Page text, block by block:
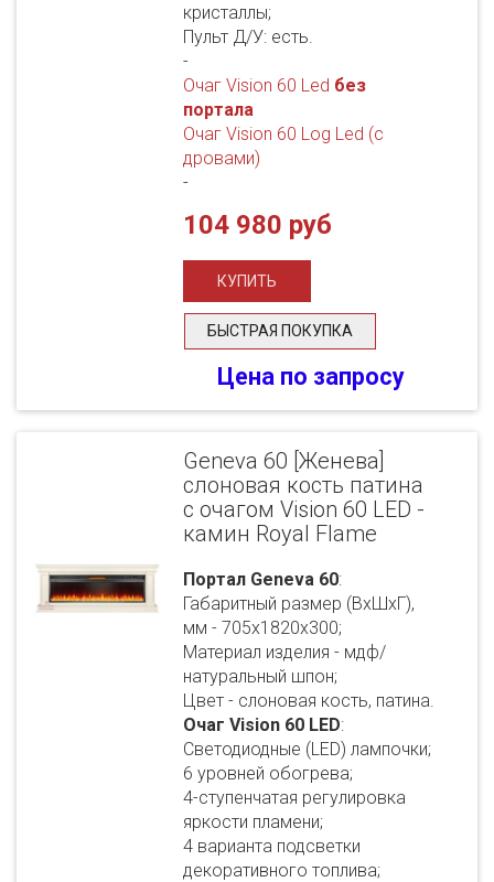
кристаллы;
Пульт Д/У: есть.
-
Очаг Vision 60 Led без
портала
Очаг Vision 60 Log Led (с
дровами)
-
104 980 руб
БЫСТРАЯ ПОКУПКА
Цена по запросу
Geneva 60 [Женева]
слоновая кость патина
с очагом Vision 60 LED -
камин Royal Flame
Портал Geneva 60:
Габаритный размер (ВхШхГ),
мм - 705х1820х300;
Материал изделия - мдф/
натуральный шпон;
Цвет - слоновая кость, патина.
Очаг Vision 60 LED:
Светодиодные (LED) лампочки;
6 уровней обогрева;
4-ступенчатая регулировка
яркости пламени;
4 варианта подсветки
декоративного топлива;